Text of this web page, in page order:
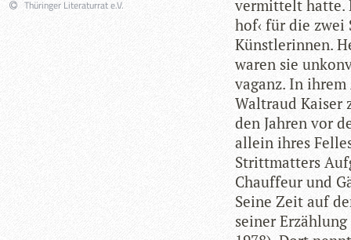
Thüringer Literaturrat e.V.
ver­mit­telt hatte.
hof‹ für die zwei
Künst­le­rin­nen.
waren sie
va­ganz. In
Wal­traud Kai­ser
den Jah­ren vor
allein ihres
Stritt­mat­ters
Chauf­feur und
Seine Zeit auf
sei­ner